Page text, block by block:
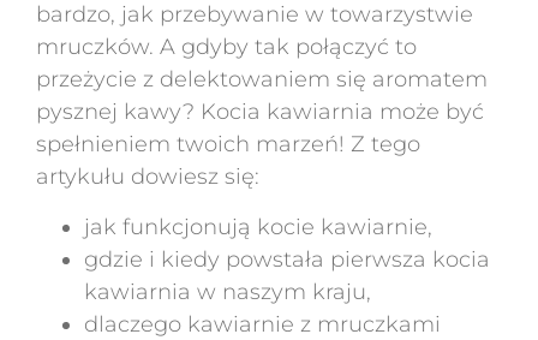
bardzo, jak przebywanie w towarzystwie
mruczków. A gdyby tak połączyć to
przeżycie z delektowaniem się aromatem
pysznej kawy? Kocia kawiarnia może być
spełnieniem twoich marzeń! Z tego
artykułu dowiesz się:
jak funkcjonują kocie kawiarnie,
gdzie i kiedy powstała pierwsza kocia
kawiarnia w naszym kraju,
dlaczego kawiarnie z mruczkami